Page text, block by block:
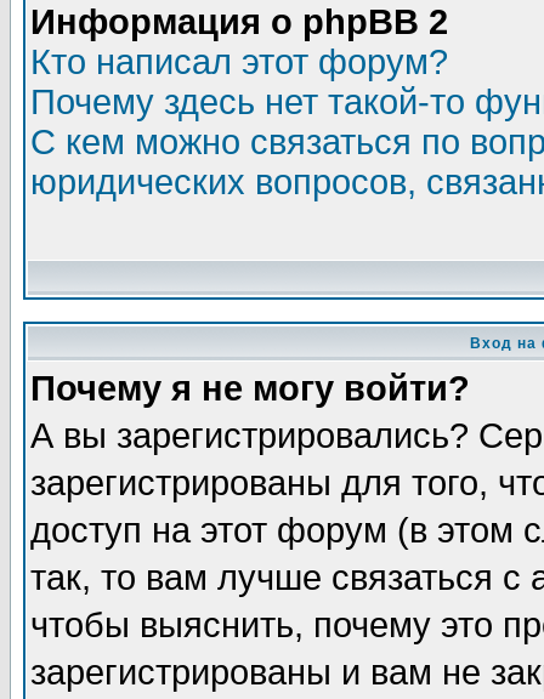
Информация о phpBB 2
Кто написал этот форум?
Почему здесь нет такой-то
С кем можно связаться по
юридических вопросов,
Вход на
Почему я не могу войти?
А вы зарегистрировались?
зарегистрированы для того,
доступ на этот форум (в этом
так, то вам лучше связаться
чтобы выяснить, почему это
зарегистрированы и вам не